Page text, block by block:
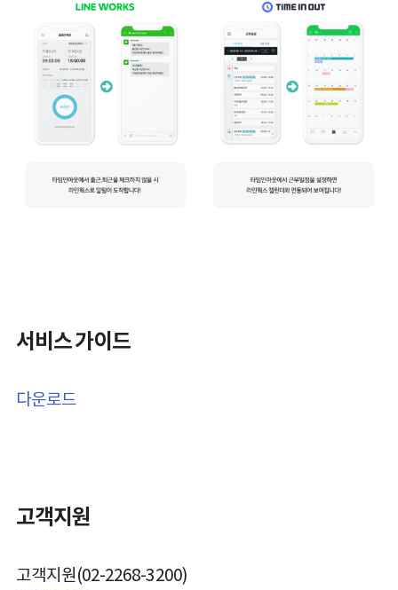
서비스 가이드
다운로드
고객지원
고객지원(02-2268-3200)